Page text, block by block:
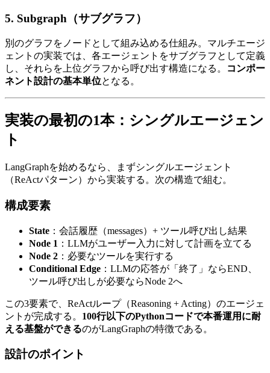
5. Subgraph​（サブグラフ）
別の​グラフを​ノードと​して​組み込める​仕組み。​マルチエージ
ェントの​実装では、​各エージェントを​サブグラフと​して​定義
し、​それらを​上位グラフから​呼び出す構造に​なる。
コンポー
ネント設計の基本単位となる。
実装の​​最初の​​1本：シングルエージェン
ト
LangGraphを​始めるなら、​まずシングルエージェント​
（ReActパターン）から​実装する。​次の​構造で​組む。
構成要素
State ：会話履歴​（messages）​+ ツール呼び出し結果
Node 1 ：LLMが​ユーザー入力に​対して​計画を​立てる
Node 2 ：必要な​ツールを​実行する
Conditional Edge ：LLMの​応答が​「終了」なら​END、​
ツール呼び出しが​必要なら​Node 2へ
この​3要素で、​ReActループ​（Reasoning + Acting）の​エージェ
ントが​完成する。 100行以下のPythonコードで本番運用に耐
える基盤ができるのが​LangGraphの​特徴である。
設計の​ポイント